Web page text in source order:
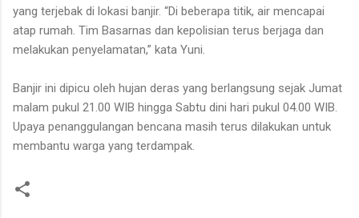
yang terjebak di lokasi banjir. “Di beberapa titik, air mencapai
atap rumah. Tim Basarnas dan kepolisian terus berjaga dan
melakukan penyelamatan,” kata Yuni.
Banjir ini dipicu oleh hujan deras yang berlangsung sejak Jumat
malam pukul 21.00 WIB hingga Sabtu dini hari pukul 04.00 WIB.
Upaya penanggulangan bencana masih terus dilakukan untuk
membantu warga yang terdampak.